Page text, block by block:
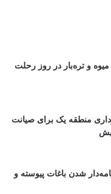
و تره‌بار در روز رحلت
منطقه یک برای صیانت
شدن باغات پیوسته و